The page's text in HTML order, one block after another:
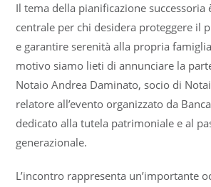
Il tema della pianificazione successoria
centrale per chi desidera proteggere il
e garantire serenità alla propria
motivo siamo lieti di annunciare la
Notaio Andrea Daminato, socio di
relatore all’evento organizzato da
dedicato alla tutela patrimoniale e al
generazionale.
L’incontro rappresenta un’importante